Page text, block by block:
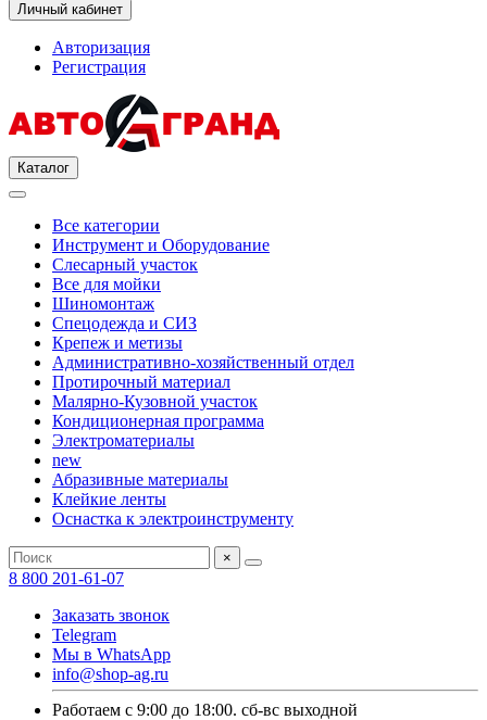
Личный кабинет
Авторизация
Регистрация
Каталог
Все категории
Инструмент и Оборудование
Слесарный участок
Все для мойки
Шиномонтаж
Спецодежда и СИЗ
Крепеж и метизы
Административно-хозяйственный отдел
Протирочный материал
Малярно-Кузовной участок
Кондиционерная программа
Электроматериалы
new
Абразивные материалы
Клейкие ленты
Оснастка к электроинструменту
×
8 800 201-61-07
Заказать звонок
Telegram
Мы в WhatsApp
info@shop-ag.ru
Работаем с 9:00 до 18:00. сб-вс выходной